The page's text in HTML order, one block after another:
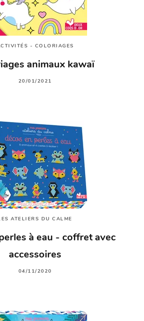
- COLORIAGES
animaux kawaï
20/01/2021
ATELIERS DU CALME
à eau - coffret avec
accessoires
04/11/2020